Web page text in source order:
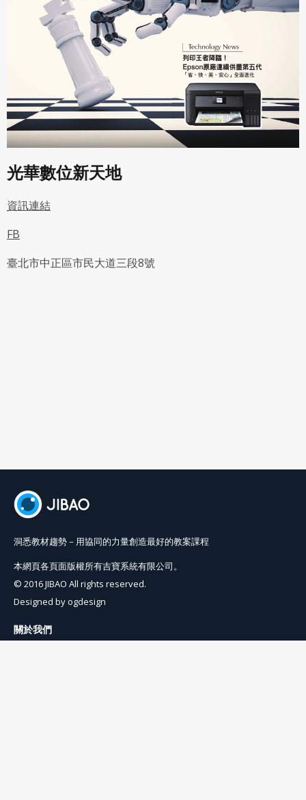
光華數位新天地
資訊連結
FB
臺北市中正區市民大道三段8號
洞悉教材趨勢－用協同的力量創造最好的教案課程
本網頁各頁面版權所有吉寶系統有限公司。
© 2016 JIBAO All rights reserved.
Designed byogdesign
關於我們